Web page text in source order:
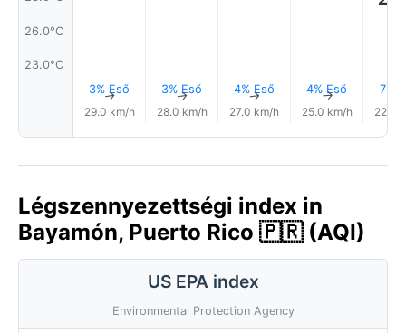
26.0°C
23.0°C
3% Eső
↑
29.0 km/h
3% Eső
↑
28.0 km/h
4% Eső
↑
27.0 km/h
4% Eső
↑
25.0 km/h
7%
22.0
Légszennyezettségi index in
Bayamón, Puerto Rico 🇵🇷 (AQI)
US EPA index
Environmental Protection Agency